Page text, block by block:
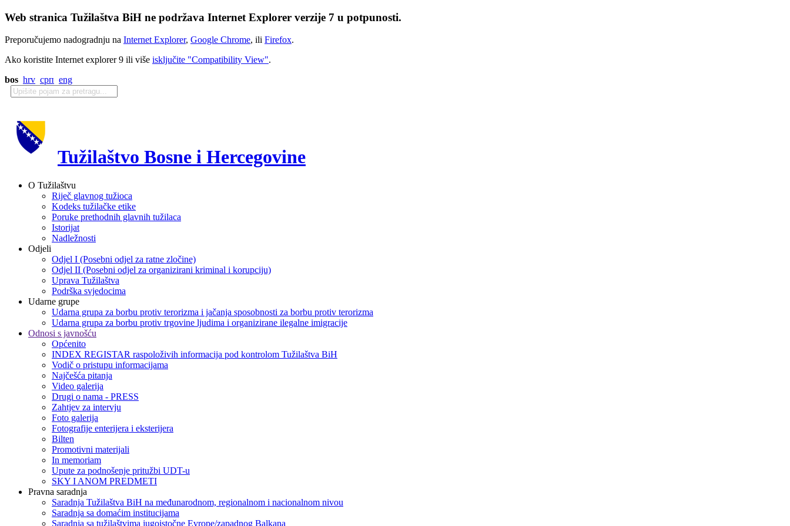
Web stranica Tužilaštva BiH ne podržava Internet Explorer verzije 7 u potpunosti.
Preporučujemo nadogradnju na Internet Explorer, Google Chrome, ili Firefox.
Ako koristite Internet explorer 9 ili više isključite "Compatibility View".
bos hrv срп eng
Tužilaštvo Bosne i Hercegovine
O Tužilaštvu
Riječ glavnog tužioca
Kodeks tužilačke etike
Poruke prethodnih glavnih tužilaca
Istorijat
Nadležnosti
Odjeli
Odjel I (Posebni odjel za ratne zločine)
Odjel II (Posebni odjel za organizirani kriminal i korupciju)
Uprava Tužilaštva
Podrška svjedocima
Udarne grupe
Udarna grupa za borbu protiv terorizma i jačanja sposobnosti za borbu protiv terorizma
Udarna grupa za borbu protiv trgovine ljudima i organizirane ilegalne imigracije
Odnosi s javnošću
Općenito
INDEX REGISTAR raspoloživih informacija pod kontrolom Tužilaštva BiH
Vodič o pristupu informacijama
Najčešća pitanja
Video galerija
Drugi o nama - PRESS
Zahtjev za intervju
Foto galerija
Fotografije enterijera i eksterijera
Bilten
Promotivni materijali
In memoriam
Upute za podnošenje pritužbi UDT-u
SKY I ANOM PREDMETI
Pravna saradnja
Saradnja Tužilaštva BiH na međunarodnom, regionalnom i nacionalnom nivou
Saradnja sa domaćim institucijama
Saradnja sa tužilaštvima jugoistočne Evrope/zapadnog Balkana